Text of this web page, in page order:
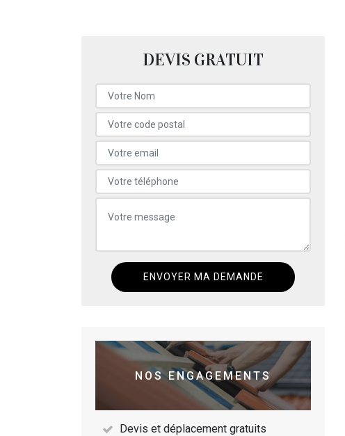
DEVIS GRATUIT
NOS ENGAGEMENTS
Devis et déplacement gratuits